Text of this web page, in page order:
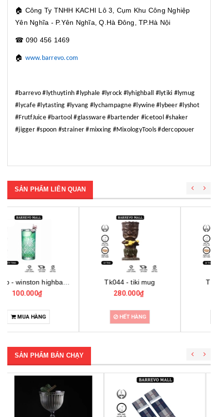
🏠 Công Ty TNHH KACHI Lô 3, Cụm Khu Công Nghiệp
Yên Nghĩa - P.Yên Nghĩa, Q.Hà Đông, TP.Hà Nội
☎ 090 456 1469
🏠 www.barrevo.com
#barrevo #lythuytinh #lyphale #lyrock #lyhighball #lytiki #lymug
#lycafe #lytasting #lyvang #lychampagne #lywine #lybeer #lyshot
#FrutfJuice #bartool #glassware #bartender #icetool #shaker
#jigger #spoon #strainer #mixxing #MixologyTools #dercopouer
SẢN PHẨM LIÊN QUAN
Tk044 - tiki mug
280.000₫
Tk043 - tiki mug
280.000₫
SẢN PHẨM BÁN CHẠY